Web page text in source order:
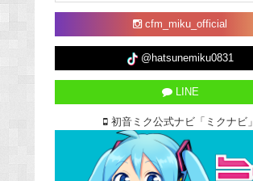
cfm_miku_official
@hatsunemiku0831
LINE
初音ミク公式ナビ「ミクナビ」